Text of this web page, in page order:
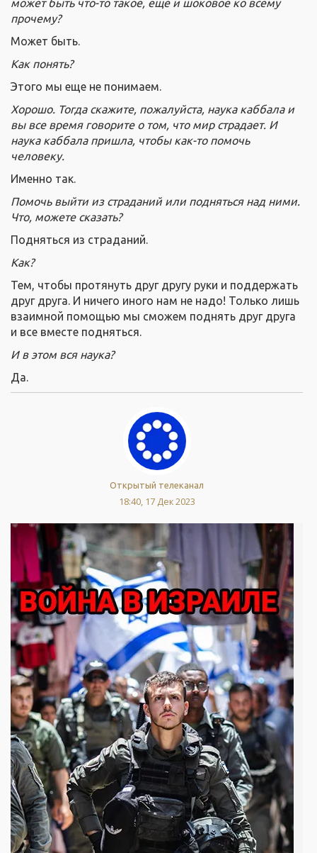
может быть что-то такое, еще и шоковое ко всему
прочему?
Может быть.
Как понять?
Этого мы еще не понимаем.
Хорошо. Тогда скажите, пожалуйста, наука каббала и
вы все время говорите о том, что мир страдает. И
наука каббала пришла, чтобы как-то помочь
человеку.
Именно так.
Помочь выйти из страданий или подняться над ними.
Что, можете сказать?
Подняться из страданий.
Как?
Тем, чтобы протянуть друг другу руки и поддержать
друг друга. И ничего иного нам не надо! Только лишь
взаимной помощью мы сможем поднять друг друга
и все вместе подняться.
И в этом вся наука?
Да.
Открытый телеканал
18:40, 17 Дек 2023